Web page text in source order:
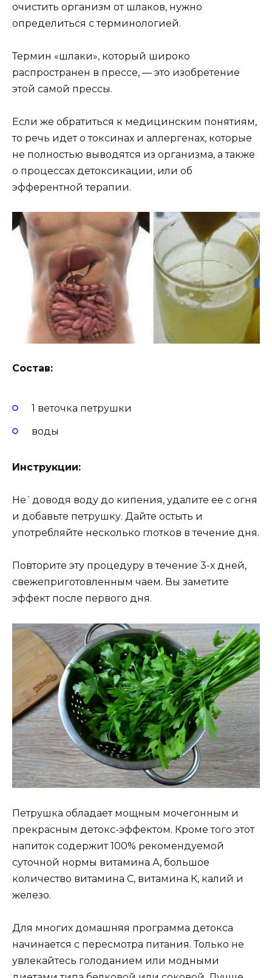
очистить организм от шлаков, нужно
определиться с терминологией.
Термин «шлаки», который широко
распространен в прессе, — это изобретение
этой самой прессы.
Если же обратиться к медицинским понятиям,
то речь идет о токсинах и аллергенах, которые
не полностью выводятся из организма, а также
о процессах детоксикации, или об
эфферентной терапии.
Состав:
1 веточка петрушки
воды
Инструкции:
Не`доводя воду до кипения, удалите ее с огня
и добавьте петрушку. Дайте остыть и
употребляйте несколько глотков в течение дня.
Повторите эту процедуру в течение 3-х дней,
свежеприготовленным чаем. Вы заметите
эффект после первого дня.
Петрушка обладает мощным мочегонным и
прекрасным детокс-эффектом. Кроме того этот
напиток содержит 100% рекомендуемой
суточной нормы витамина А, большое
количество витамина С, витамина К, калий и
железо.
Для многих домашняя программа детокса
начинается с пересмотра питания. Только не
увлекайтесь голоданием или модными